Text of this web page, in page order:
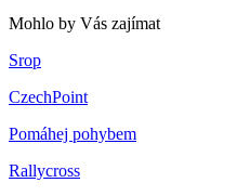
Mohlo by Vás zajímat
Srop
CzechPoint
Pomáhej pohybem
Rallycross